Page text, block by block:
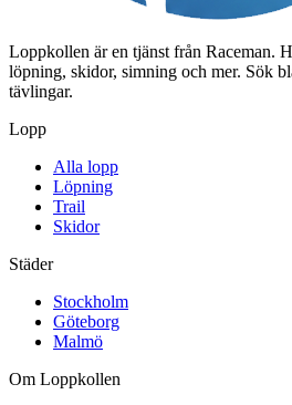
Loppkollen är en tjänst från Raceman.
löpning, skidor, simning och mer. Sök
tävlingar.
Lopp
Alla lopp
Löpning
Trail
Skidor
Städer
Stockholm
Göteborg
Malmö
Om Loppkollen